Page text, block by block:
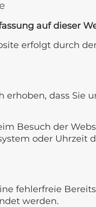
auf dieser
erfolgt durch
dass Sie
Besuch der
oder Uhrzeit
fehlerfreie
werden.